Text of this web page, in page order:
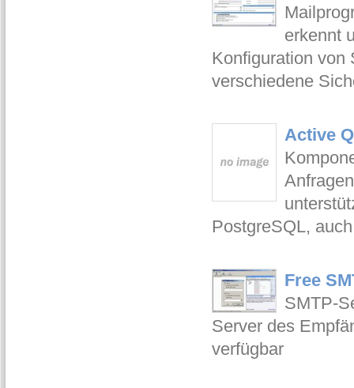
erkennt
Konfiguration von
verschiedene
Active
PostgreSQL,
Free
SMTP-
Server des
verfügbar